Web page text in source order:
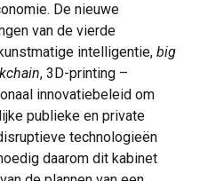
De nieuwe
van de vierde
intelligentie, big
, 3D-printing –
innovatiebeleid om
publieke en private
technologieën
daarom dit kabinet